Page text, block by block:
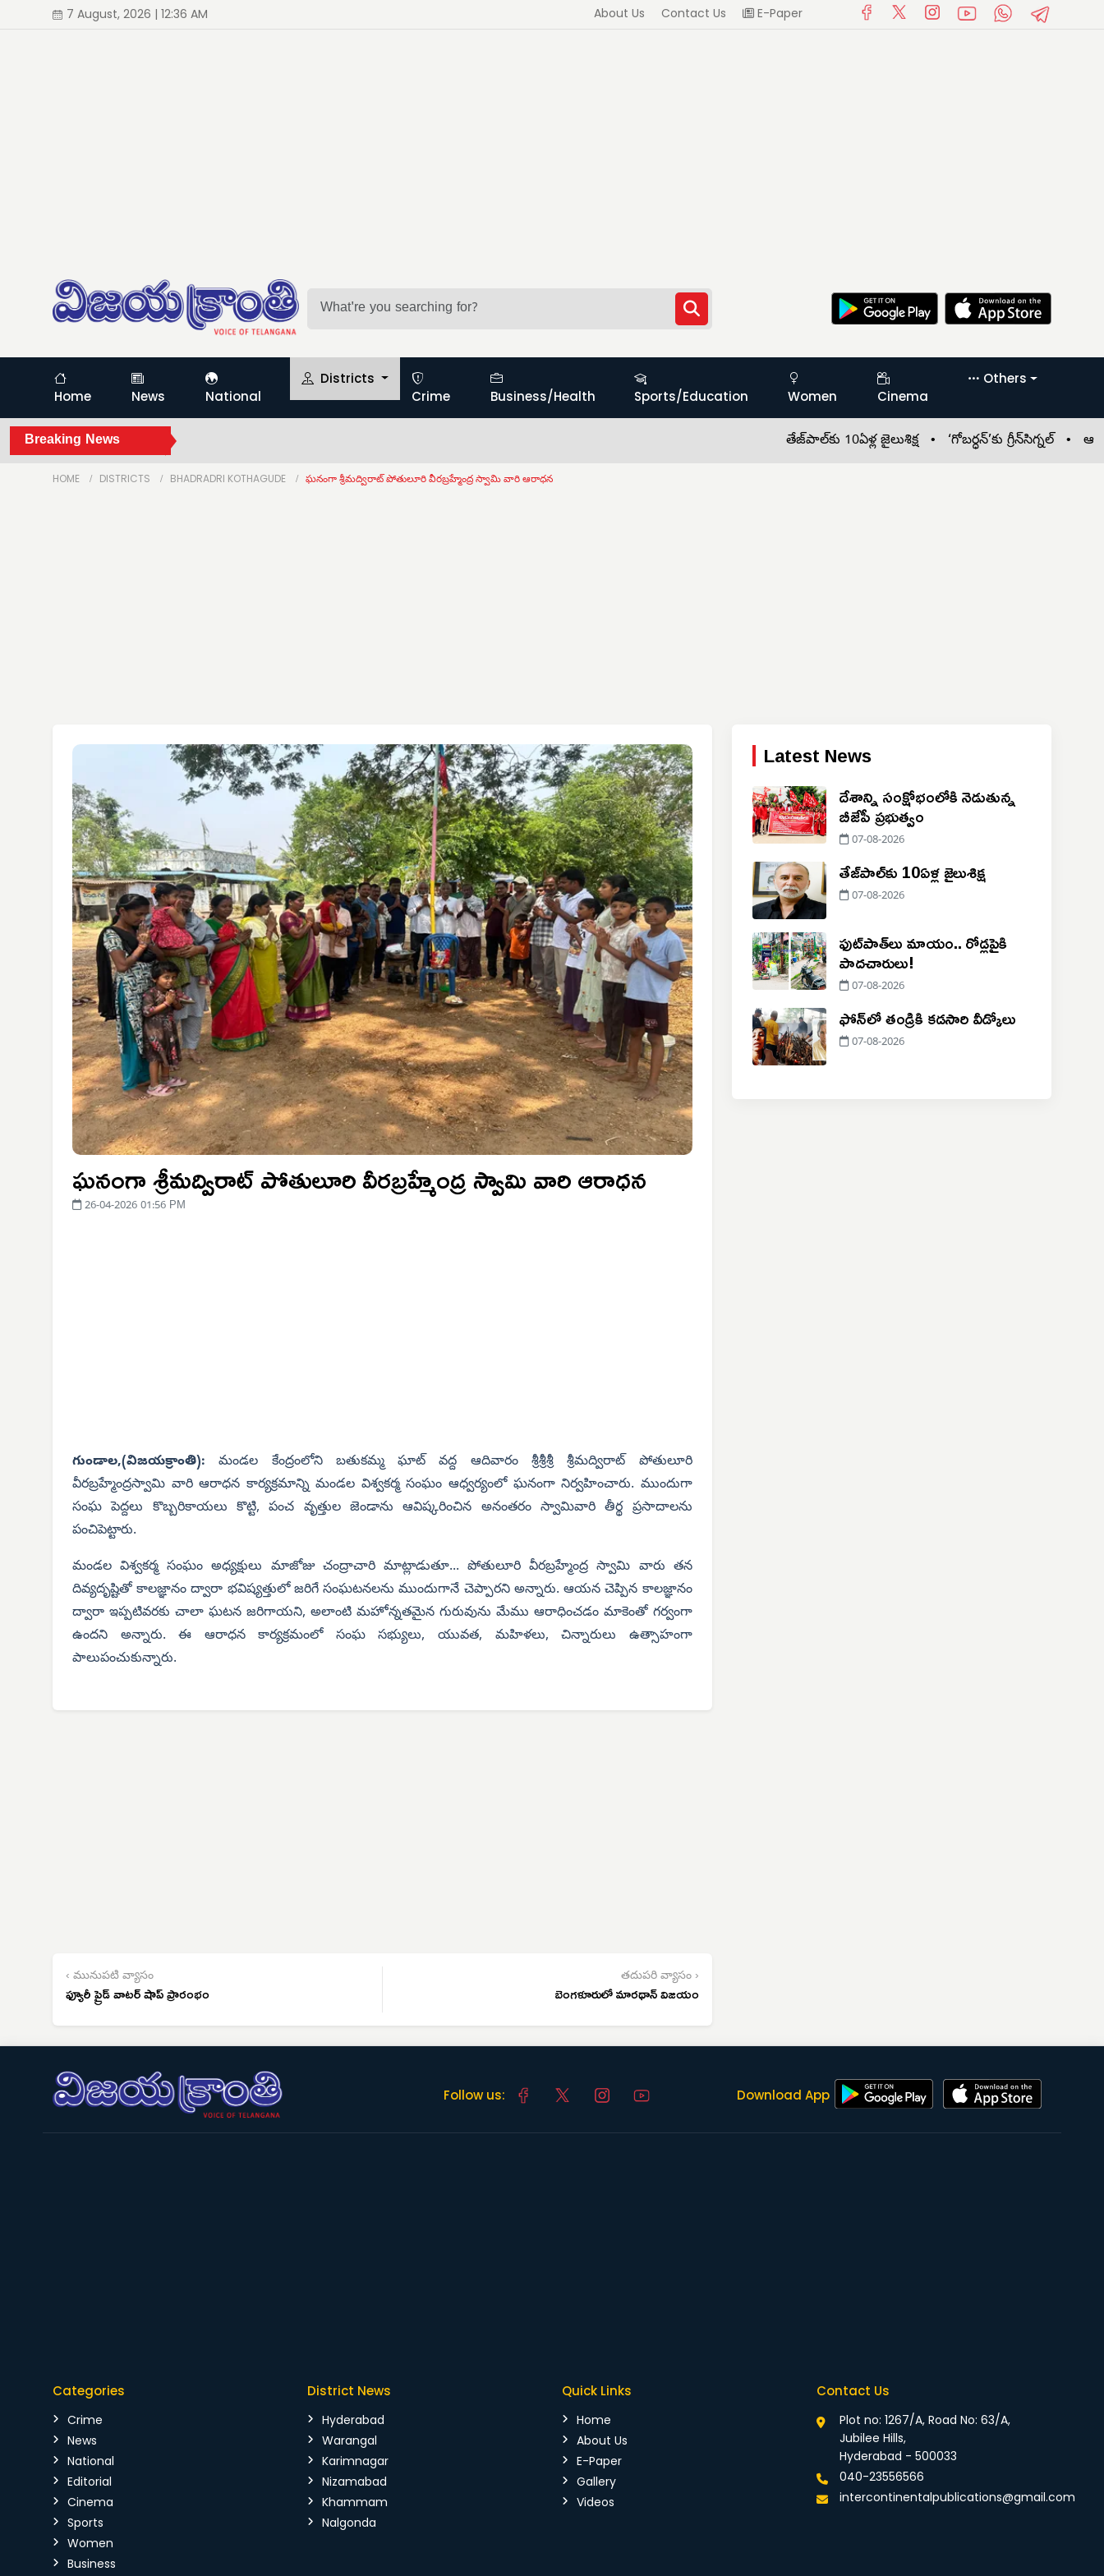
7 August, 2026 | 12:36 AM About Us Contact Us E-Paper
Home News National
Districts
Crime
Business/Health Sports/Education Women Cinema
Others
Breaking News తేజ్‌పాల్‌కు 10ఏళ్ల జైలుశిక్ష •‘గోబర్ధన్’కు గ్రీన్‌సిగ్నల్ •ఆధార్ లేక..
HOME DISTRICTS BHADRADRI KOTHAGUDE ఘనంగా శ్రీమద్విరాట్ పోతులూరి వీరబ్రహ్మేంద్ర స్వామి వారి ఆరాధన
ఘనంగా శ్రీమద్విరాట్ పోతులూరి వీరబ్రహ్మేంద్ర స్వామి వారి ఆరాధన
26-04-2026 01:56 PM
గుండాల,(విజయక్రాంతి):మండల కేంద్రంలోని బతుకమ్మ ఘాట్ వద్ద ఆదివారం శ్రీశ్రీశ్రీ శ్రీమద్విరాట్ పోతులూరి
వీరబ్రహ్మేంద్రస్వామి వారి ఆరాధన కార్యక్రమాన్ని మండల విశ్వకర్మ సంఘం ఆధ్వర్యంలో ఘనంగా నిర్వహించారు. ముందుగా
సంఘ పెద్దలు కొబ్బరికాయలు కొట్టి, పంచ వృత్తుల జెండాను ఆవిష్కరించిన అనంతరం స్వామివారి తీర్థ ప్రసాదాలను
పంచిపెట్టారు.
మండల విశ్వకర్మ సంఘం అధ్యక్షులు మాజోజు చంద్రాచారి మాట్లాడుతూ... పోతులూరి వీరబ్రహ్మేంద్ర స్వామి వారు తన
దివ్యదృష్టితో కాలజ్ఞానం ద్వారా భవిష్యత్తులో జరిగే సంఘటనలను ముందుగానే చెప్పారని అన్నారు. ఆయన చెప్పిన కాలజ్ఞానం
ద్వారా ఇప్పటివరకు చాలా ఘటన జరిగాయని, అలాంటి మహోన్నతమైన గురువును మేము ఆరాధించడం మాకెంతో గర్వంగా
ఉందని అన్నారు. ఈ ఆరాధన కార్యక్రమంలో సంఘ సభ్యులు, యువత, మహిళలు, చిన్నారులు ఉత్సాహంగా
పాలుపంచుకున్నారు.
‹ మునుపటి వ్యాసం
ఫ్యూరీ ప్రైడ్ వాటర్ షాప్ ప్రారంభం
తదుపరి వ్యాసం ›
బెంగళూరులో మారథాన్ విజయం
Latest News
దేశాన్ని సంక్షోభంలోకి నెడుతున్న
బీజేపీ ప్రభుత్వం
07-08-2026
తేజ్‌పాల్‌కు 10ఏళ్ల జైలుశిక్ష
07-08-2026
ఫుట్‌పాత్‌లు మాయం.. రోడ్లపైకి
పాదచారులు!
07-08-2026
ఫోన్‌లో తండ్రికి కడసారి వీడ్కోలు
07-08-2026
Follow us: Download App
Categories
Crime
News
National
Editorial
Cinema
Sports
Women
Business
District News
Hyderabad
Warangal
Karimnagar
Nizamabad
Khammam
Nalgonda
Quick Links
Home
About Us
E-Paper
Gallery
Videos
Contact Us
Plot no: 1267/A, Road No: 63/A,
Jubilee Hills,
Hyderabad - 500033
040-23556566
intercontinentalpublications@gmail.com